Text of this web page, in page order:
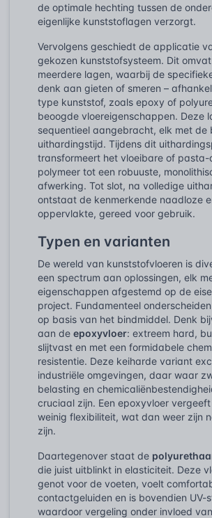
de optimale hechting tussen de
eigenlijke kunststoflagen verzorgt.
Vervolgens geschiedt de applicatie
gekozen kunststofsysteem. Dit
meerdere lagen, waarbij de
denk aan gieten of smeren –
type kunststof, zoals epoxy of
beoogde vloereigenschappen. Deze
sequentieel aangebracht, elk met de
uithardingstijd. Tijdens dit
transformeert het vloeibare of
polymeer tot een robuuste,
afwerking. Tot slot, na volledige
ontstaat de kenmerkende naadloze
oppervlakte, gereed voor gebruik.
Typen en varianten
De wereld van kunststofvloeren is
een spectrum aan oplossingen, elk
eigenschappen afgestemd op de
project. Fundamenteel
op basis van het bindmiddel. Denk
aan de epoxyvloer: extreem hard,
slijtvast en met een formidabele
resistentie. Deze keiharde variant
industriële omgevingen, daar waar
belasting en
cruciaal zijn. Een epoxyvloer
weinig flexibiliteit, wat dan weer zijn
zijn.
Daartegenover staat de
die juist uitblinkt in elasticiteit. Deze
genot voor de voeten, voelt
contactgeluiden en is bovendien UV-
waardoor vergeling onder invloed